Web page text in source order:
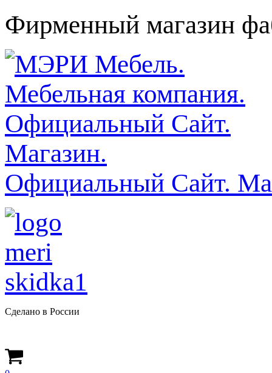
Фирменный магазин
Официальный Сайт.
Сделано в России